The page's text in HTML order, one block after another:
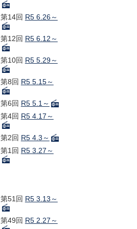
第14回 R5 6.26～
第12回 R5 6.12～
第10回 R5 5.29～
第8回 R5 5.15～
第6回 R5 5.1～
第4回 R5 4.17～
第2回 R5 4.3～
第1回 R5 3.27～
第51回 R5 3.13～
第49回 R5 2.27～